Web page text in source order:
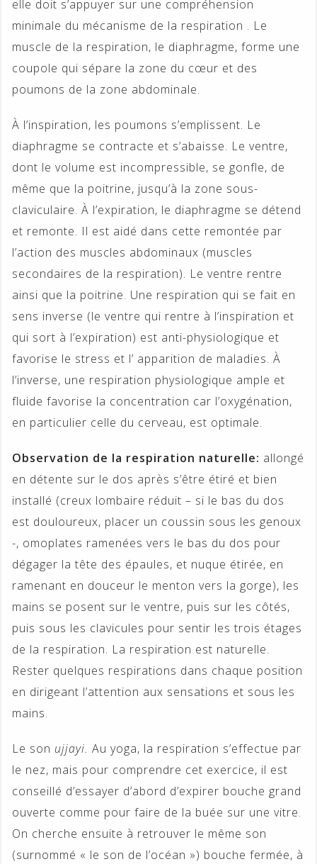
elle doit s’appuyer sur une compréhension
minimale du mécanisme de la respiration . Le
muscle de la respiration, le diaphragme, forme une
coupole qui sépare la zone du cœur et des
poumons de la zone abdominale.
À l’inspiration, les poumons s’emplissent. Le
diaphragme se contracte et s’abaisse. Le ventre,
dont le volume est incompressible, se gonfle, de
même que la poitrine, jusqu’à la zone sous-
claviculaire. À l’expiration, le diaphragme se détend
et remonte. Il est aidé dans cette remontée par
l’action des muscles abdominaux (muscles
secondaires de la respiration). Le ventre rentre
ainsi que la poitrine. Une respiration qui se fait en
sens inverse (le ventre qui rentre à l’inspiration et
qui sort à l’expiration) est anti-physiologique et
favorise le stress et l’ apparition de maladies. À
l’inverse, une respiration physiologique ample et
fluide favorise la concentration car l’oxygénation,
en particulier celle du cerveau, est optimale.
Observation de la respiration naturelle: allongé
en détente sur le dos après s’être étiré et bien
installé (creux lombaire réduit – si le bas du dos
est douloureux, placer un coussin sous les genoux
-, omoplates ramenées vers le bas du dos pour
dégager la tête des épaules, et nuque étirée, en
ramenant en douceur le menton vers la gorge), les
mains se posent sur le ventre, puis sur les côtés,
puis sous les clavicules pour sentir les trois étages
de la respiration. La respiration est naturelle.
Rester quelques respirations dans chaque position
en dirigeant l’attention aux sensations et sous les
mains.
Le son ujjayi. Au yoga, la respiration s’effectue par
le nez, mais pour comprendre cet exercice, il est
conseillé d’essayer d’abord d’expirer bouche grand
ouverte comme pour faire de la buée sur une vitre.
On cherche ensuite à retrouver le même son
(surnommé « le son de l’océan ») bouche fermée, à